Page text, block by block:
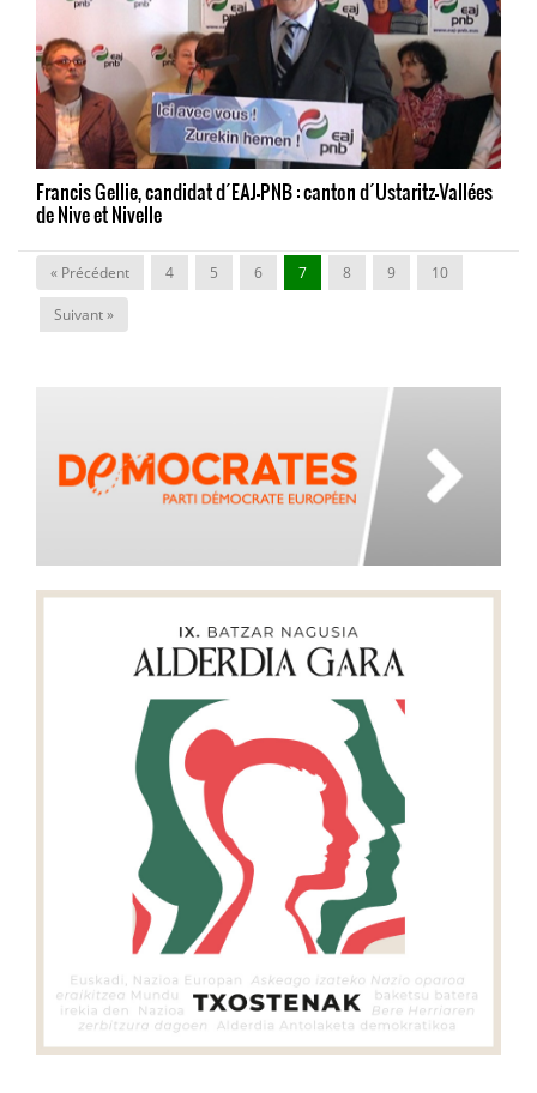
Francis Gellie, candidat d´EAJ-PNB : canton d´Ustaritz-Vallées
de Nive et Nivelle
« Précédent 4 5 6 7 8 9 10
Suivant »